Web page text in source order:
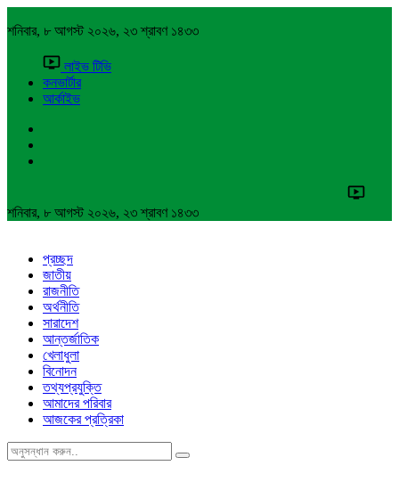
শনিবার, ৮ আগস্ট ২০২৬, ২৩ শ্রাবণ ১৪৩৩
লাইভ টিভি
কনভার্টার
আর্কাইভ
শনিবার, ৮ আগস্ট ২০২৬, ২৩ শ্রাবণ ১৪৩৩
প্রচ্ছদ
জাতীয়
রাজনীতি
অর্থনীতি
সারাদেশ
আন্তর্জাতিক
খেলাধুলা
বিনোদন
তথ্যপ্রযুক্তি
আমাদের পরিবার
আজকের প্রত্রিকা